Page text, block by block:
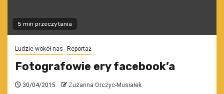
5 min przeczytania
Ludzie wokół nas Reportaż
Fotografowie ery facebook’a
30/04/2015 Zuzanna Orczyc-Musiałek